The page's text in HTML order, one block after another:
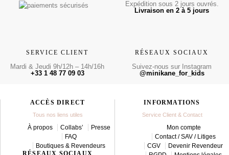
Expédition sous 2 jours ouvrés.
Livraison en 2 à 5 jours
SERVICE CLIENT
Mardi & Jeudi 9h/12h – 14h/16h
+33 1 48 77 09 03
RÉSEAUX SOCIAUX
Suivez-nous sur Instagram
@minikane_for_kids
ACCÈS DIRECT
Tous nos liens utiles
À propos Collabs’
Presse
FAQ
Boutiques & Revendeurs
RÉSEAUX SOCIAUX
INFORMATIONS
Service Client & Contact
Mon compte
Contact / SAV / Litiges
CGV
Devenir Revendeur